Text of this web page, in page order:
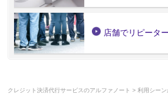
店舗でリピータ
クレジット決済代行サービスのアルファノート >利用シーン